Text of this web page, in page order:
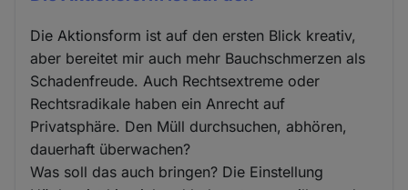
Die Aktionsform ist auf den ersten Blick kreativ,
aber bereitet mir auch mehr Bauchschmerzen als
Schadenfreude. Auch Rechtsextreme oder
Rechtsradikale haben ein Anrecht auf
Privatsphäre. Den Müll durchsuchen, abhören,
dauerhaft überwachen?
Was soll das auch bringen? Die Einstellung